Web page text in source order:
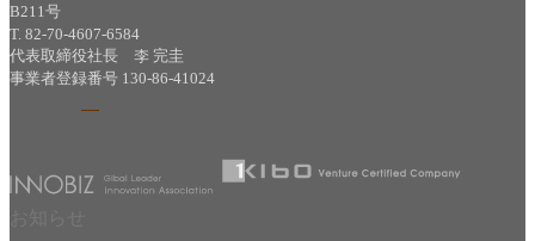
B211号
T. 82-70-4607-6584
代表取締役社長 李 完圭
事業者登録番号 130-86-41024